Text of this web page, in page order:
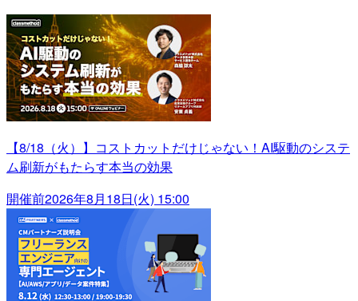
【8/18（火）】コストカットだけじゃない！AI駆動のシステ
ム刷新がもたらす本当の効果
開催前2026年8月18日(火) 15:00